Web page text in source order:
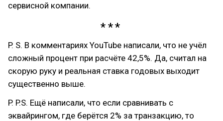
сервисной компании.
P. S. В комментариях YouTube написали, что не учёл
сложный процент при расчёте 42,5%. Да, считал на
скорую руку и реальная ставка годовых выходит
существенно выше.
P. P.S. Ещё написали, что если сравнивать с
эквайрингом, где берётся 2% за транзакцию, то